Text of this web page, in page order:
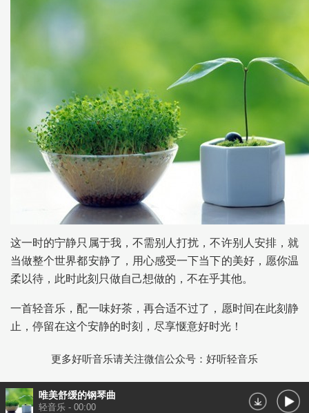
这一时的宁静只属于我，不需别人打扰，不许别人安排，就
当做整个世界都安静了，用心感受一下当下的美好，愿你温
柔以待，此时此刻只做自己想做的，不在乎其他。
一首轻音乐，配一味好茶，再合适不过了，愿时间在此刻静
止，停留在这个安静的时刻，尽享惬意好时光！
更多好听音乐请关注微信公众号：好听轻音乐
唯美舒缓的钢琴曲
轻音乐 - 00:00